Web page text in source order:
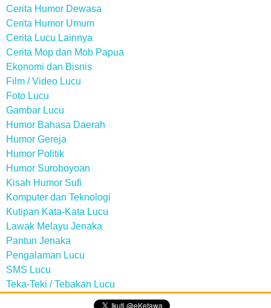
Cerita Humor Dewasa
Cerita Humor Umum
Cerita Lucu Lainnya
Cerita Mop dan Mob Papua
Ekonomi dan Bisnis
Film / Video Lucu
Foto Lucu
Gambar Lucu
Humor Bahasa Daerah
Humor Gereja
Humor Politik
Humor Suroboyoan
Kisah Humor Sufi
Komputer dan Teknologi
Kutipan Kata-Kata Lucu
Lawak Melayu Jenaka
Pantun Jenaka
Pengalaman Lucu
SMS Lucu
Teka-Teki / Tebakan Lucu